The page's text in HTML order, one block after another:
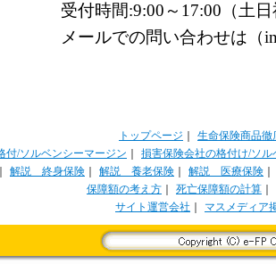
受付時間:9:00～17:00（土
メールでの問い合わせは（
トップページ
生命保険商品徹
付/ソルベンシーマージン
損害保険会社の格付け/ソ
解説 終身保険 解説 養老保険 解説 医療保険
保障額の考え方
死亡保障額の計算
サイト運営会社
マスメディア